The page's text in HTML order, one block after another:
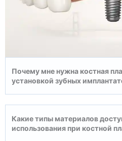
Почему мне нужна костная
установкой зубных
Какие типы материалов
использования при костной